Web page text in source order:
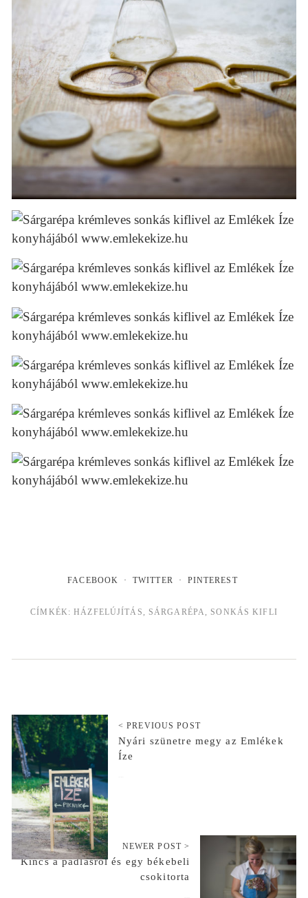
FACEBOOK TWITTER PINTEREST
CÍMKÉK:HÁZFELÚJÍTÁS SÁRGARÉPA SONKÁS KIFLI
< PREVIOUS POST
Nyári szünetre megy az Emlékek
Íze
NEWER POST >
Kincs a padlásról és egy békebeli
csokitorta